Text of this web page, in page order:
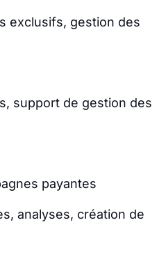
exclusifs, gestion des
support de gestion des
payantes
analyses, création de